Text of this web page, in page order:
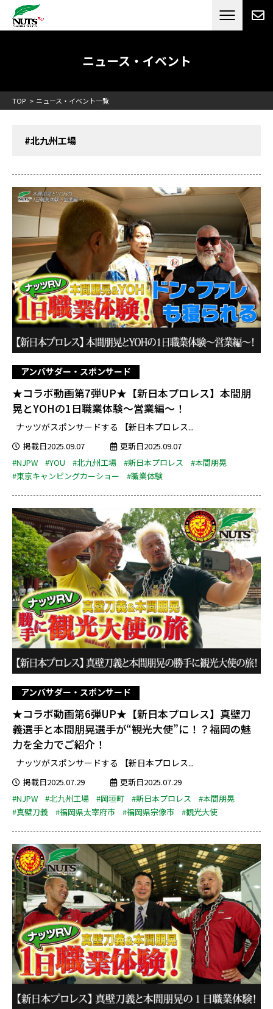
日本最大級のキャンピングカーメーカー
RV[テレビCM放送]
ニュース・イベント
TOP ニュース・イベント一覧
#北九州工場
アンバサダー・スポンサード
★コラボ動画第7弾UP★【新日本プロレス】本間朋
晃とYOHの1日職業体験〜営業編〜！
ナッツがスポンサードする 【新日本プロレス...
掲載日2025.09.07
更新日2025.09.07
#NJPW
#YOU #北九州工場 #新日本プロレス
#本間朋晃
#東京キャンピングカーショー
#職業体験
アンバサダー・スポンサード
★コラボ動画第6弾UP★【新日本プロレス】真壁刀
義選手と本間朋晃選手が“観光大使”に！？福岡の魅
力を全力でご紹介！
ナッツがスポンサードする 【新日本プロレス...
掲載日2025.07.29
更新日2025.07.29
#NJPW
#北九州工場 #岡垣町 #新日本プロレス
#本間朋晃
#真壁刀義
#福岡県太宰府市 #福岡県宗像市 #観光大使